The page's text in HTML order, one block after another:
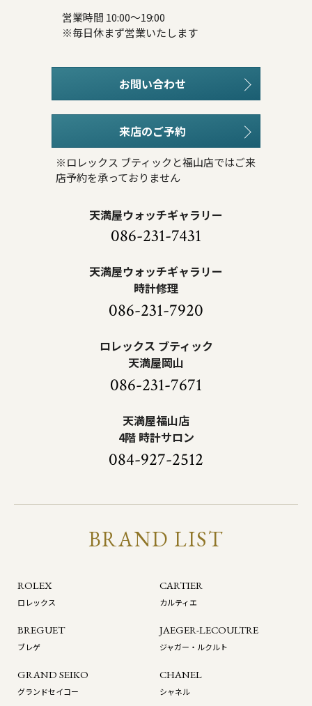
営業時間 10:00～19:00
※毎日休まず営業いたします
お問い合わせ
来店のご予約
※ロレックス ブティックと福山店ではご来
店予約を承っておりません
天満屋ウォッチギャラリー
086-231-7431
天満屋ウォッチギャラリー
時計修理
086-231-7920
ロレックス ブティック
天満屋岡山
086-231-7671
天満屋福山店
4階 時計サロン
084-927-2512
BRAND LIST
ROLEX
ロレックス
CARTIER
カルティエ
BREGUET
ブレゲ
JAEGER-LECOULTRE
ジャガー・ルクルト
GRAND SEIKO
グランドセイコー
CHANEL
シャネル